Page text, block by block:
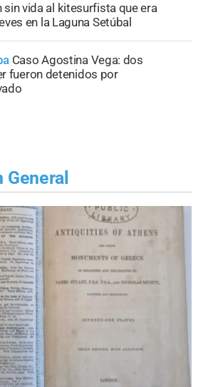
sin vida al kitesurfista que era
en la Laguna Setúbal
Caso Agostina Vega: dos
fueron detenidos por